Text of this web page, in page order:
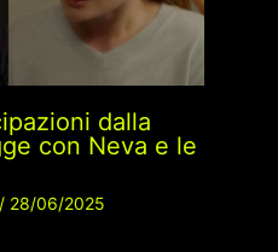
dalla
con Neva e le
28/06/2025